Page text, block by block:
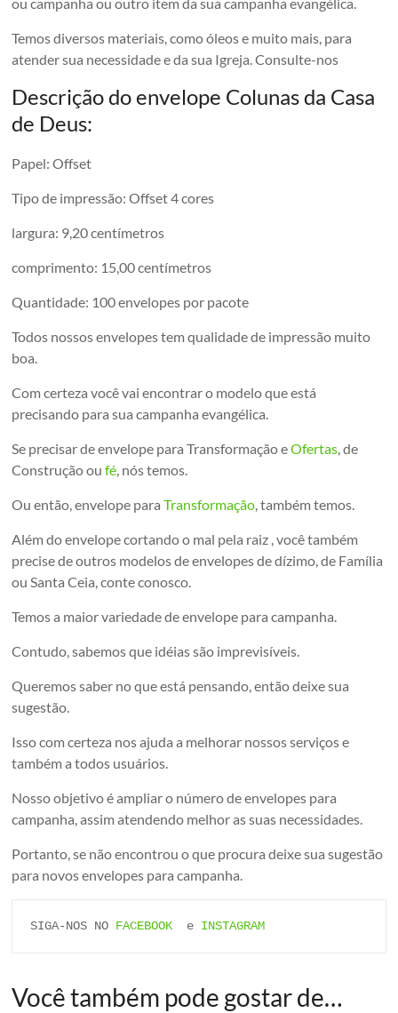
Temos diversos materiais, como óleos e muito mais, para
atender sua necessidade e da sua Igreja. Consulte-nos
Descrição do envelope Colunas da Casa
de Deus:
Papel: Offset
Tipo de impressão: Offset 4 cores
largura: 9,20 centímetros
comprimento: 15,00 centímetros
Quantidade: 100 envelopes por pacote
Todos nossos envelopes tem qualidade de impressão muito
boa.
Com certeza você vai encontrar o modelo que está
precisando para sua campanha evangélica.
Se precisar de envelope para Transformação eOfertas , de
Construção oufé , nós temos.
Ou então, envelope paraTransformação , também temos.
Além do envelope cortando o mal pela raiz , você também
precise de outros modelos de envelopes de dízimo, de Família
ou Santa Ceia, conte conosco.
Temos a maior variedade de envelope para campanha.
Contudo, sabemos que idéias são imprevisíveis.
Queremos saber no que está pensando, então deixe sua
sugestão.
Isso com certeza nos ajuda a melhorar nossos serviços e
também a todos usuários.
Nosso objetivo é ampliar o número de envelopes para
campanha, assim atendendo melhor as suas necessidades.
Portanto, se não encontrou o que procura deixe sua sugestão
para novos envelopes para campanha.
SIGA-NOS NO FACEBOOK
  e
INSTAGRAM
Você também pode gostar de…